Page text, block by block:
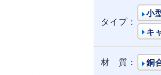
タイプ：
小
キ
材 質： 銅